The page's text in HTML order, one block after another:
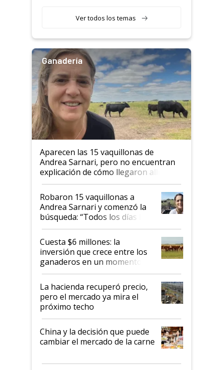
Ver todos los temas
Ganadería
Aparecen las 15 vaquillonas de
Andrea Sarnari, pero no encuentran
explicación de cómo llegaron allí
Robaron 15 vaquillonas a
Andrea Sarnari y comenzó la
búsqueda: “Todos los días le
toca a algún productor”
Cuesta $6 millones: la
inversión que crece entre los
ganaderos en un momento
histórico para la actividad
La hacienda recuperó precio,
pero el mercado ya mira el
próximo techo
China y la decisión que puede
cambiar el mercado de la carne